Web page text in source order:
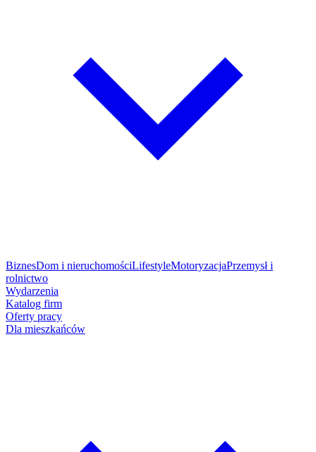
BiznesDom i nieruchomościLifestyleMotoryzacjaPrzemysł i
rolnictwo
Wydarzenia
Katalog firm
Oferty pracy
Dla mieszkańców